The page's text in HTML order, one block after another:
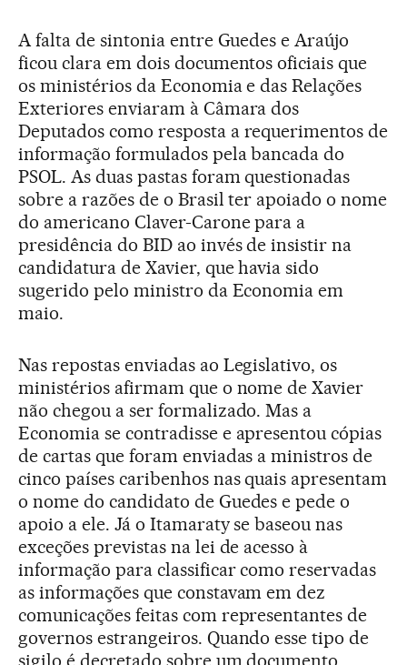
A falta de sintonia entre Guedes e Araújo
ficou clara em dois documentos oficiais que
os ministérios da Economia e das Relações
Exteriores enviaram à Câmara dos
Deputados como resposta a requerimentos de
informação formulados pela bancada do
PSOL. As duas pastas foram questionadas
sobre a razões de o Brasil ter apoiado o nome
do americano Claver-Carone para a
presidência do BID ao invés de insistir na
candidatura de Xavier, que havia sido
sugerido pelo ministro da Economia em
maio.
Nas repostas enviadas ao Legislativo, os
ministérios afirmam que o nome de Xavier
não chegou a ser formalizado. Mas a
Economia se contradisse e apresentou cópias
de cartas que foram enviadas a ministros de
cinco países caribenhos nas quais apresentam
o nome do candidato de Guedes e pede o
apoio a ele. Já o Itamaraty se baseou nas
exceções previstas na lei de acesso à
informação para classificar como reservadas
as informações que constavam em dez
comunicações feitas com representantes de
governos estrangeiros. Quando esse tipo de
sigilo é decretado sobre um documento